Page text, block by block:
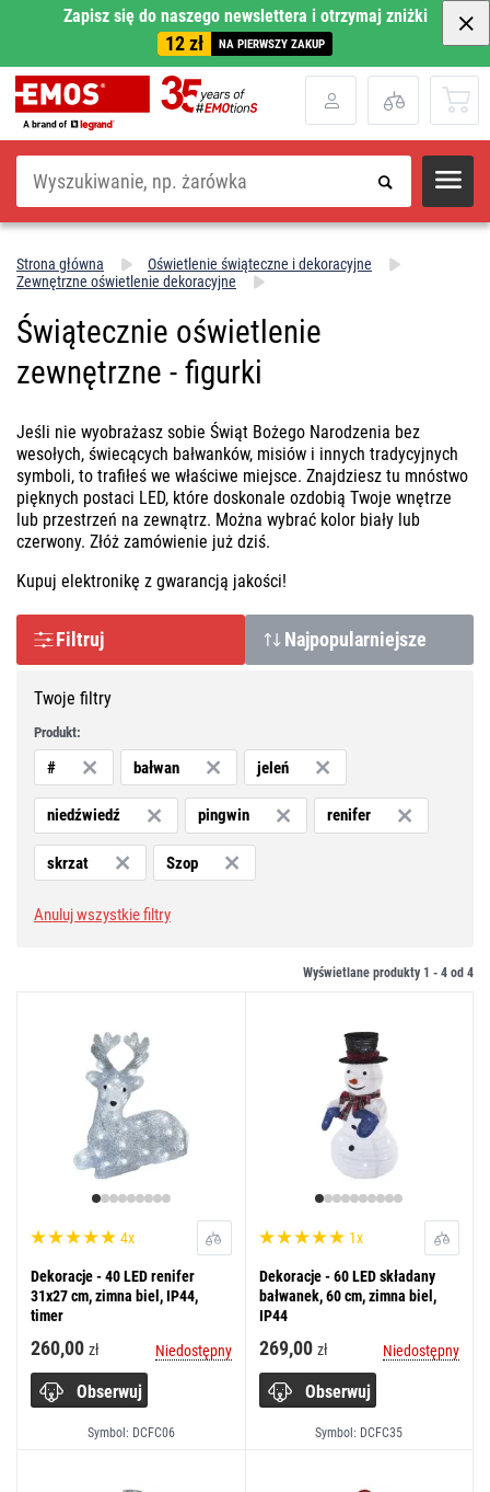
Zapisz się do naszego newslettera i otrzymaj zniżki
12 zł NA PIERWSZY ZAKUP
Szukaj
Strona główna
Oświetlenie świąteczne i dekoracyjne
Zewnętrzne oświetlenie dekoracyjne
Świątecznie oświetlenie
zewnętrzne - figurki
Jeśli nie wyobrażasz sobie Świąt Bożego Narodzenia bez
wesołych, świecących bałwanków, misiów i innych tradycyjnych
symboli, to trafiłeś we właściwe miejsce. Znajdziesz tu mnóstwo
pięknych postaci LED, które doskonale ozdobią Twoje wnętrze
lub przestrzeń na zewnątrz. Można wybrać kolor biały lub
czerwony. Złóż zamówienie już dziś.
Kupuj elektronikę z gwarancją jakości!
Filtruj Najpopularniejsze
Twoje filtry
Produkt:
# bałwan jeleń
niedźwiedź pingwin renifer
skrzat Szop
Anuluj wszystkie filtry
Wyświetlane produkty 1 - 4 od 4
4x
Dekoracje - 40 LED renifer
31x27 cm, zimna biel, IP44,
timer
260,00 zł Niedostępny
Obserwuj
Symbol: DCFC06
1x
Dekoracje - 60 LED składany
bałwanek, 60 cm, zimna biel,
IP44
269,00 zł Niedostępny
Obserwuj
Symbol: DCFC35